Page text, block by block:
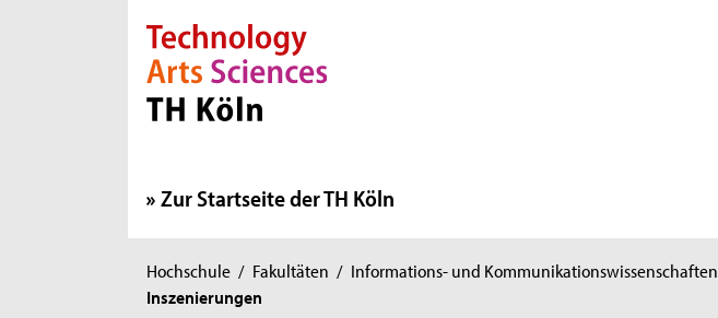
Direkt zur Hauptnavigation
Direkt zur Subnavigation
Direkt zum Inhalt
Direkt zum Fußbereich
Zur Startseite der TH Köln
Sie
sind
Hochschule / Fakultäten / Informations- und Kommunikationswissenschaften
Inszenierungen